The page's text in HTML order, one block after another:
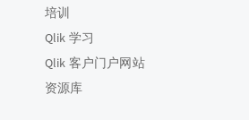
培训
Qlik 学习
Qlik 客户门户网站
资源库